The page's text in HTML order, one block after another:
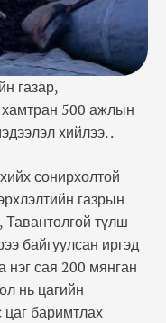
газар,
хамтран 500 ажлын
хийлээ. .
сонирхолтой
газрын
түлш
байгуулсан иргэд
нэг сая 200 мянган
нь цагийн
цаг баримтлах